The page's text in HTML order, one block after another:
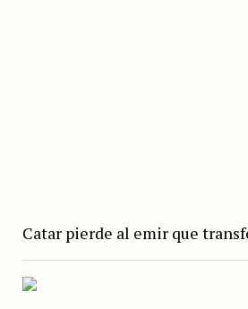
Catar pierde al emir que